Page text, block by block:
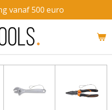
vanaf 500 euro